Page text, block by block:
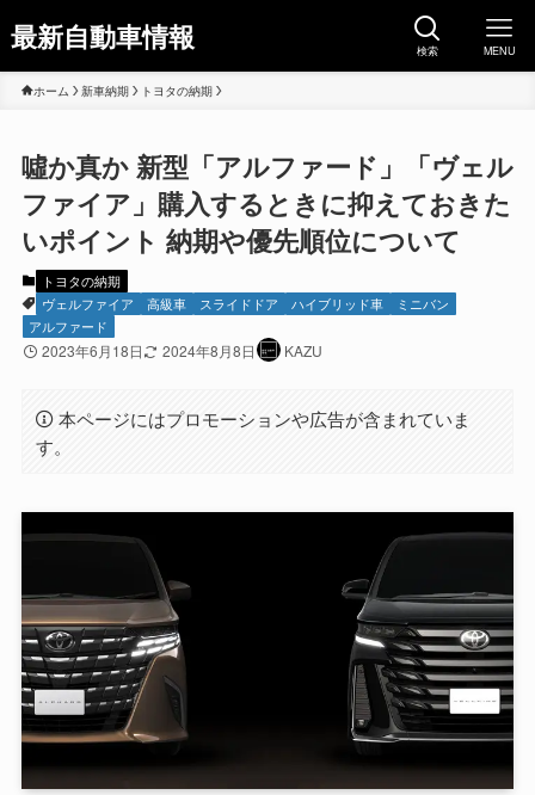
最新自動車情報 検索 MENU
ホーム 新車納期 トヨタの納期
噓か真か 新型「アルファード」「ヴェル
ファイア」購入するときに抑えておきた
いポイント 納期や優先順位について
トヨタの納期
ヴェルファイア
高級車 スライドドア ハイブリッド車
ミニバン
アルファード
2023年6月18日 2024年8月8日 KAZU
本ページにはプロモーションや広告が含まれていま
す。